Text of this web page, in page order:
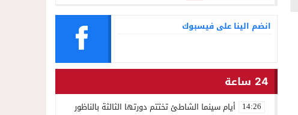
انضم الينا على فيسبوك
24 ساعة
14:26 أيام سينما الشاطئ تختتم دورتها الثالثة بالناظور